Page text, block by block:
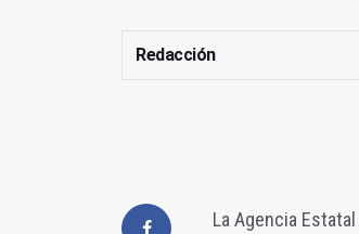
Redacción
La Agencia